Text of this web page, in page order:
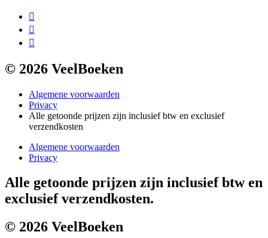
© 2026 VeelBoeken
Algemene voorwaarden
Privacy
Alle getoonde prijzen zijn inclusief btw en exclusief
verzendkosten
Algemene voorwaarden
Privacy
Alle getoonde prijzen zijn inclusief btw en
exclusief verzendkosten.
© 2026 VeelBoeken